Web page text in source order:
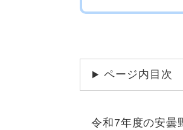
ページ内目次
令和7年度の安曇